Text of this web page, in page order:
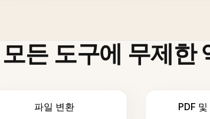
모든 도구에 무제한
파일 변환 PDF